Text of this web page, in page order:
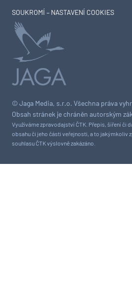
© Jaga Media, s.r.o. Všechna práva
Obsah stránek je chráněn autorským
Využíváme zpravodajství ČTK. Přepis, šíření či
obsahu či jeho části veřejnosti, a to jakýmkoliv
souhlasu ČTK výslovně zakázáno.
SOUKROMÍ – NASTAVENÍ COOKIES